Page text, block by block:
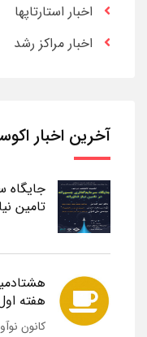
اخبار استارتاپها
اخبار مراکز رشد
آخرین اخبار
جایگاه
تامین
هفته اول آبان
کانون